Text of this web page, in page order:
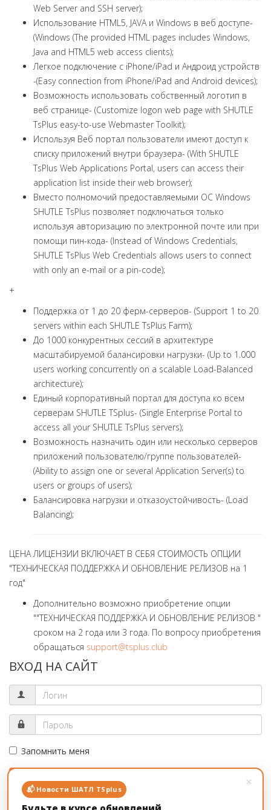
Web Server and SSH server);
Использование HTML5, JAVA и Windows в веб доступе-
(Windows (The provided HTML pages includes Windows,
Java and HTML5 web access clients);
Легкое подключение с iPhone/iPad и Андроид устройств
-(Easy connection from iPhone/iPad and Android devices);
Возможность использовать собственный логотип в
веб странице- (Customize logon web page with SHUTLE
TsPlus easy-to-use Webmaster Toolkit);
Используя Веб портал пользователи имеют доступ к
списку приложений внутри браузера- (With SHUTLE
TsPlus Web Applications Portal, users can access their
application list inside their web browser);
Вместо полномочий предоставляемыми ОС Windows
SHUTLE TsPlus позволяет подключаться только
используя авторизацию по электронной почте или при
помощи пин-кода- (Instead of Windows Credentials,
SHUTLE TsPlus Web Credentials allows users to connect
with only an e-mail or a pin-code);
+
Поддержка от 1 до 20 ферм-серверов- (Support 1 to 20
servers within each SHUTLE TsPlus Farm);
До 1000 конкурентных сессий в архитектуре
масштабируемой балансировки нагрузки- (Up to 1.000
users working concurrently on a scalable Load-Balanced
architecture);
Единый корпоративный портал для доступа ко всем
серверам SHUTLE TSplus- (Single Enterprise Portal to
access all your SHUTLE TsPlus servers);
Возможность назначить один или несколько серверов
приложений пользователю/группе пользователей-
(Ability to assign one or several Application Server(s) to
users or groups of users);
Балансировка нагрузки и отказоустойчивость- (Load
Balancing);
ЦЕНА ЛИЦЕНЗИИ ВКЛЮЧАЕТ В СЕБЯ СТОИМОСТЬ ОПЦИИ
"ТЕХНИЧЕСКАЯ ПОДДЕРЖКА И ОБНОВЛЕНИЕ РЕЛИЗОВ на 1
год"
Дополнительно возможно приобретение опции
""ТЕХНИЧЕСКАЯ ПОДДЕРЖКА И ОБНОВЛЕНИЕ РЕЛИЗОВ "
сроком на 2 года или 3 года. По вопросу приобретения
обращаться support@tsplus.club
ВХОД НА САЙТ
Запомнить меня
×
📬 Новости ШАТЛ TSplus